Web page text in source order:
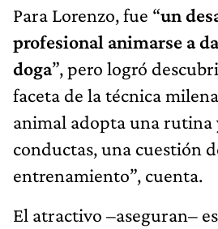
Para Lorenzo, fue “un
profesional animarse a
doga”, pero logró
faceta de la técnica
animal adopta una rutina
conductas, una cuestión
entrenamiento”, cuenta.
El atractivo –aseguran–